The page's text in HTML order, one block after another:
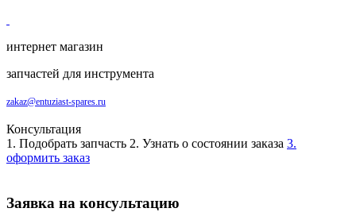
интернет магазин
запчастей для инструмента
zakaz@entuziast-spares.ru
Консультация
1. Подобрать запчасть 2. Узнать о состоянии заказа 3.
оформить заказ
Заявка на консультацию